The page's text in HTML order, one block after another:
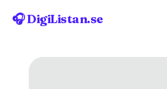
🎧 DigiListan.se